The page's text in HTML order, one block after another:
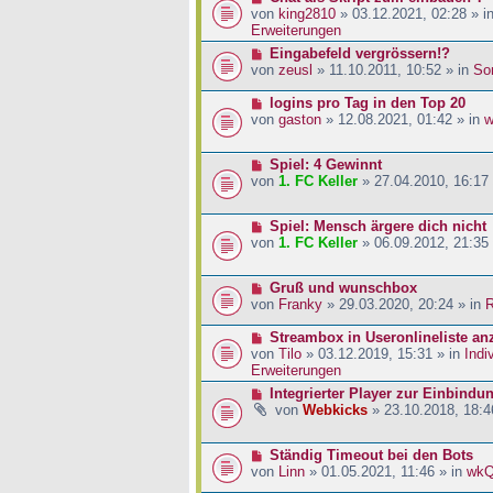
a
g
i
t
r
a
g
r
B
e
t
r
a
g
e
u
e
B
e
t
a
g
von king2810 » 03.12.2021, 02:28 » in
Erweiterungen
N
e
e
r
e
t
a
g
Eingabefeld vergrössern!?
von zeusl » 11.10.2011, 10:52 » in
N
e
e
B
i
r
g
logins pro Tag in den Top 20
von gaston » 12.08.2021, 01:42 » in
N
e
e
B
i
r
a
g
Spiel: 4 Gewinnt
von 1. FC Keller » 27.04.2010, 16:17
N
e
e
B
e
t
r
a
g
Spiel: Mensch ärgere dich nicht
von 1. FC Keller » 06.09.2012, 21:35
N
e
e
r
B
e
t
a
g
Gruß und wunschbox
von Franky » 29.03.2020, 20:24 » in
N
e
u
e
B
t
Streambox in Useronlineliste
von Tilo » 03.12.2019, 15:31 » in
Erweiterungen
N
e
e
B
Integrierter Player zur
von Webkicks » 23.10.2018,
N
e
Ständig Timeout bei den Bots
von Linn » 01.05.2021, 11:46 » in